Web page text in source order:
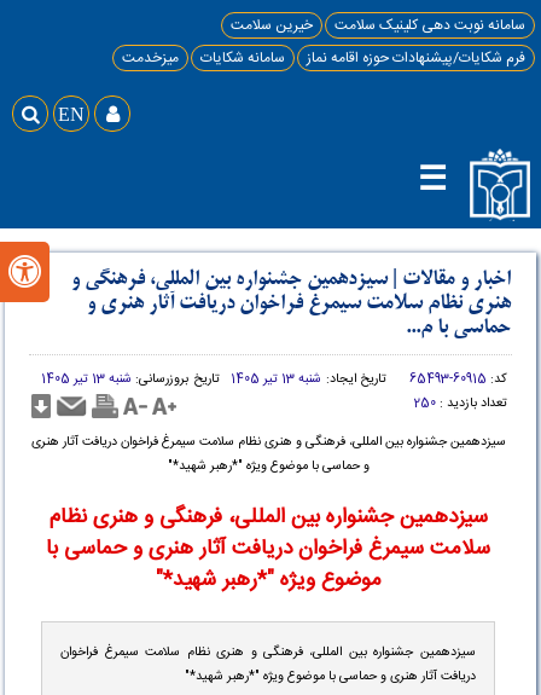
سامانه نوبت دهی کلینیک سلامت
خیرین سلامت
فرم شکایات/پیشنهادات حوزه اقامه نماز
سامانه شکایات میزخدمت
 EN 
☰
اخبار و مقالات |سیزدهمین جشنواره بین المللی، فرهنگی و
هنری نظام سلامت سیمرغ فراخوان دریافت آثار هنری و
حماسی با م...
کد: 60915-65493 تاریخ ایجاد: شنبه 13 تیر 1405 تاریخ بروزرسانی: شنبه 13 تیر 1405
تعداد بازدید :250
سیزدهمین جشنواره بین المللی، فرهنگی و هنری نظام سلامت سیمرغ فراخوان دریافت آثار هنری
و حماسی با موضوع ویژه "*رهبر شهید*"
سیزدهمین جشنواره بین المللی، فرهنگی و هنری نظام
سلامت سیمرغ فراخوان دریافت آثار هنری و حماسی با
موضوع ویژه "*رهبر شهید*"
سیزدهمین جشنواره بین المللی، فرهنگی و هنری نظام سلامت سیمرغ فراخوان
دریافت آثار هنری و حماسی با موضوع ویژه "*رهبر شهید*"
